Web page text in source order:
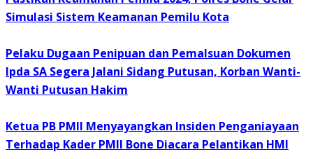
Simulasi Sistem Keamanan Pemilu Kota
Pelaku Dugaan Penipuan dan Pemalsuan Dokumen
Ipda SA Segera Jalani Sidang Putusan, Korban Wanti-
Wanti Putusan Hakim
Ketua PB PMII Menyayangkan Insiden Penganiayaan
Terhadap Kader PMII Bone Diacara Pelantikan HMI